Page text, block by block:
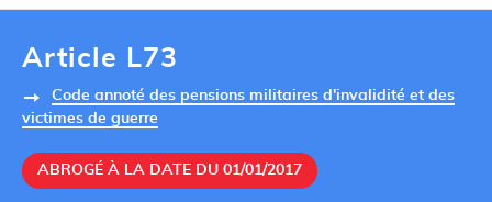
Article L73
Code annoté des pensions militaires d'invalidité et des
victimes de guerre
ABROGÉ À LA DATE DU 01/01/2017